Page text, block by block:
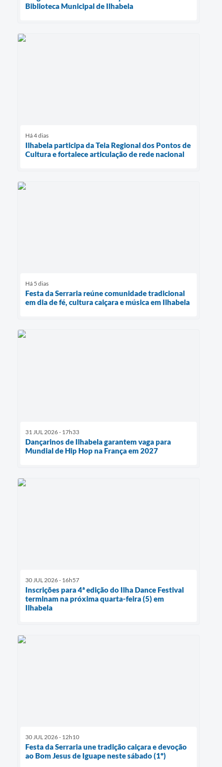
Biblioteca Municipal de Ilhabela
Há 4 dias
Ilhabela participa da Teia Regional dos Pontos de
Cultura e fortalece articulação de rede nacional
Há 5 dias
Festa da Serraria reúne comunidade tradicional
em dia de fé, cultura caiçara e música em Ilhabela
31 JUL 2026 - 17h33
Dançarinos de Ilhabela garantem vaga para
Mundial de Hip Hop na França em 2027
30 JUL 2026 - 16h57
Inscrições para 4ª edição do Ilha Dance Festival
terminam na próxima quarta-feira (5) em
Ilhabela
30 JUL 2026 - 12h10
Festa da Serraria une tradição caiçara e devoção
ao Bom Jesus de Iguape neste sábado (1º)